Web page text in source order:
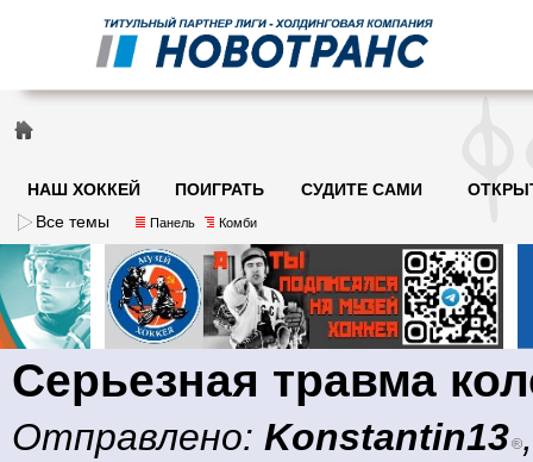
НАШ ХОККЕЙ ПОИГРАТЬ СУДИТЕ САМИ
Все темы
Панель Комби
Серьезная травма
Отправлено: Konstantin13